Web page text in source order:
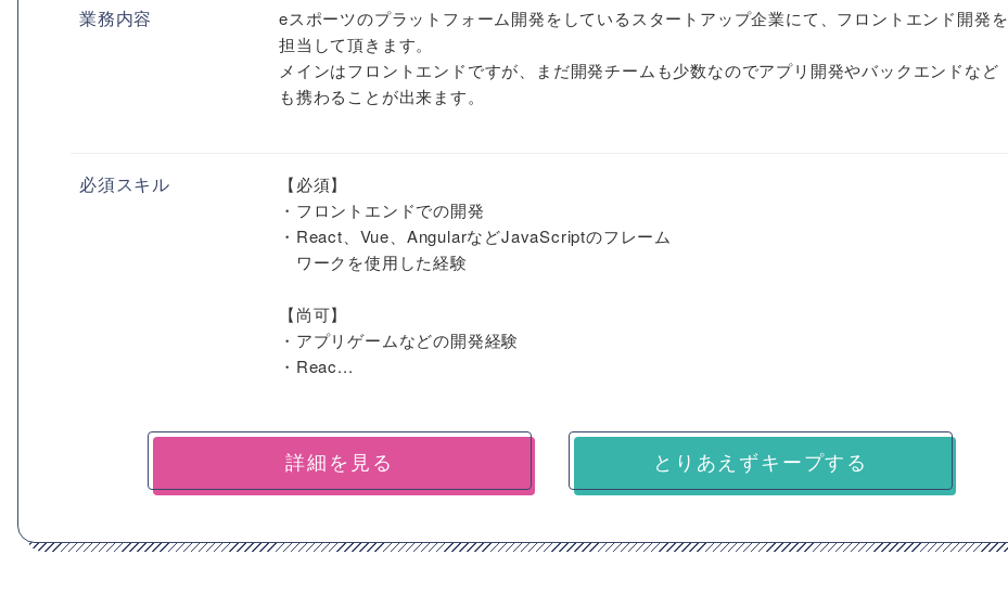
業務内容
eスポーツのプラットフォーム開発をしているスタートアップ企業にて、フロントエンド開発を
担当して頂きます。
メインはフロントエンドですが、まだ開発チームも少数なのでアプリ開発やバックエンドなど
も携わることが出来ます。
必須スキル
【必須】
・フロントエンドでの開発
・React、Vue、AngularなどJavaScriptのフレーム
ワークを使用した経験
【尚可】
・アプリゲームなどの開発経験
・Reac...
詳細を見る とりあえずキープする